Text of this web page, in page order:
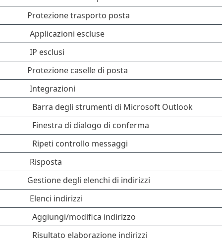
Protezione trasporto posta
Applicazioni escluse
IP esclusi
Protezione caselle di posta
Integrazioni
Barra degli strumenti di Microsoft Outlook
Finestra di dialogo di conferma
Ripeti controllo messaggi
Risposta
Gestione degli elenchi di indirizzi
Elenci indirizzi
Aggiungi/modifica indirizzo
Risultato elaborazione indirizzi